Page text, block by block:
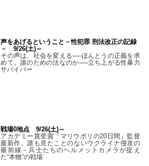
声をあげるということ－性犯罪 刑法改正の記録
－ 9/26(土)～
その声は、社会を変える──ほんとうの正義を求
めて。誰のための法なのか──立ち上がる性暴力
サバイバー
戦場0地点 9/26(土)～
アカデミー賞受賞『マリウポリの20日間』監督
最新作。誰も見たことのないウクライナ侵攻の
最前線－兵士たちのヘルメットカメラが捉え
た“本物”の戦場